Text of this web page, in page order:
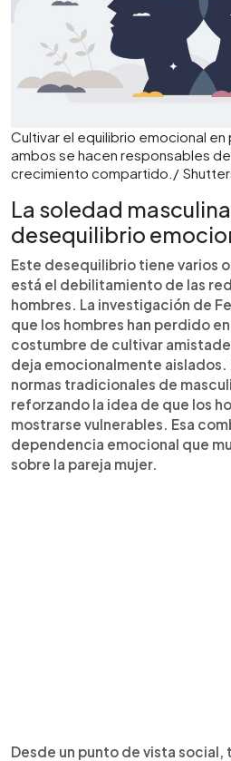
Cultivar el equilibrio emocional
ambos se hacen responsables
crecimiento compartido./
La soledad
desequilibrio
Este desequilibrio tiene varios
está el debilitamiento de las
hombres. La investigación de
que los hombres han perdido
costumbre de cultivar
deja emocionalmente aislados.
normas tradicionales de
reforzando la idea de que los
mostrarse vulnerables. Esa
dependencia emocional que
sobre la pareja mujer.
Desde un punto de vista social,